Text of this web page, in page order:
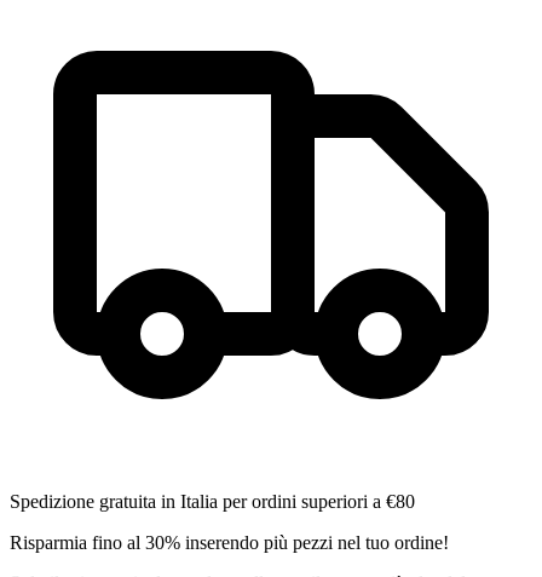
Spedizione gratuita in Italia per ordini superiori a €80
Risparmia fino al 30% inserendo più pezzi nel tuo ordine!